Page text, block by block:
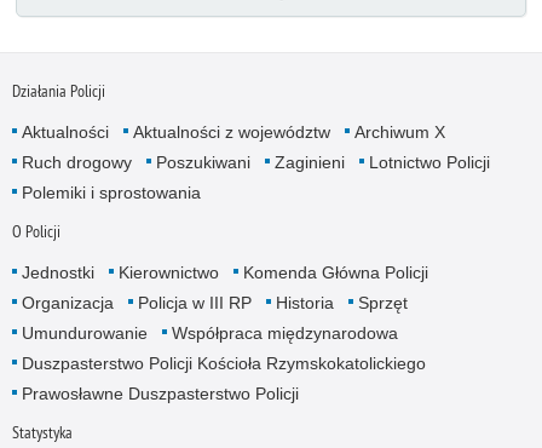
Działania Policji
Aktualności Aktualności z województw
Archiwum X
Ruch drogowy
Poszukiwani Zaginieni
Lotnictwo Policji
Polemiki i sprostowania
O Policji
Jednostki Kierownictwo
Komenda Główna Policji
Organizacja
Policja w III RP Historia
Sprzęt
Umundurowanie
Współpraca międzynarodowa
Duszpasterstwo Policji Kościoła Rzymskokatolickiego
Prawosławne Duszpasterstwo Policji
Statystyka